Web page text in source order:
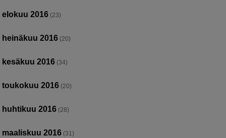
elokuu 2016 (23)
heinäkuu 2016 (20)
kesäkuu 2016 (34)
toukokuu 2016 (20)
huhtikuu 2016 (28)
maaliskuu 2016 (31)